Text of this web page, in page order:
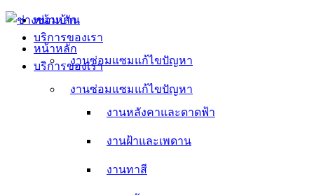
Skip
content
หน้าหลัก
บริการของเรา
งานซ่อมแซมแก้ไขปัญหา
งานหลังคาและดาดฟ้า
งานฝ้าและเพดาน
งานทาสี
หน้าหลัก
บริการของเรา
งานซ่อมแซมแก้ไขปัญหา
งานหลังคาและดาดฟ้า
งานฝ้าและเพดาน
งานทาสี
งานผนัง